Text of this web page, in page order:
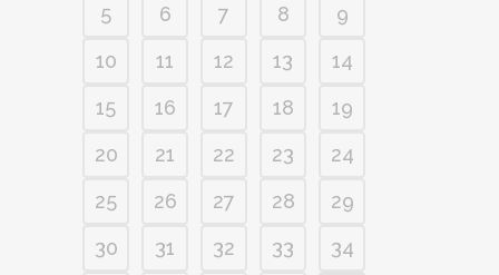
5
6 7 8
9
10
11 12 13
14
15
16 17 18
19
20
21 22 23
24
25
26 27 28
29
30
31 32 33
34